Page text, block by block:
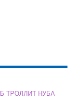
ТРОЛЛИТ НУБА